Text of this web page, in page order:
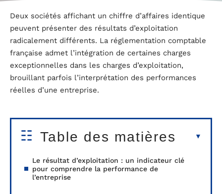
Deux sociétés affichant un chiffre d’affaires identique
peuvent présenter des résultats d’exploitation
radicalement différents. La réglementation comptable
française admet l’intégration de certaines charges
exceptionnelles dans les charges d’exploitation,
brouillant parfois l’interprétation des performances
réelles d’une entreprise.
Table des matières
Le résultat d’exploitation : un indicateur clé
pour comprendre la performance de
l’entreprise